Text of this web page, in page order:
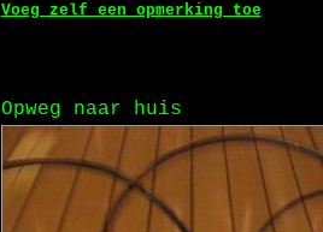
Voeg zelf een opmerking toe
Opweg naar huis